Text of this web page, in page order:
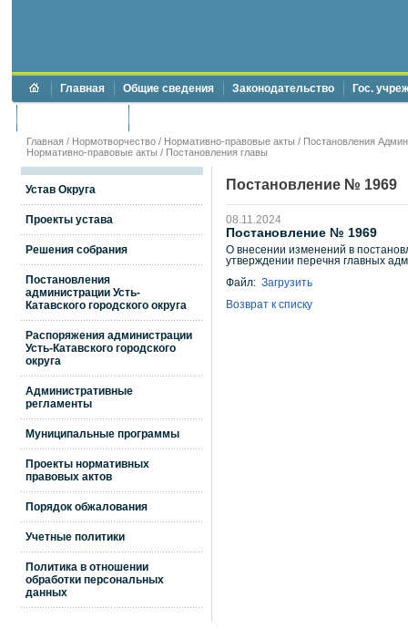
Главная Общие сведения Законодательство Гос.
Главная / Нормотворчество / Нормативно-правовые акты / Постановления
Нормативно-правовые акты / Постановления главы
Устав Округа
Проекты устава
Решения собрания
Постановления
администрации Усть-
Катавского городского округа
Распоряжения администрации
Усть-Катавского городского
округа
Административные
регламенты
Муниципальные программы
Проекты нормативных
правовых актов
Порядок обжалования
Учетные политики
Политика в отношении
обработки персональных
данных
Постановление № 1969
08.11.2024
Постановление № 1969
О внесении изменений в
утверждении перечня главных
Файл: Загрузить
Возврат к списку